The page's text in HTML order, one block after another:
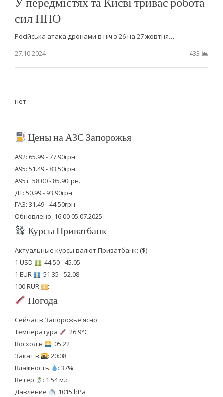
сил ППО
Російська атака дронами в ніч з 26 на 27 жовтня…
27.10.2024
433
нет
Цены на АЗС Запорожья
А92: 65.99 - 77.90грн.
А95: 51.49 - 83.50грн.
А95+: 58.00 - 85.90грн.
ДТ: 50.99 - 93.90грн.
ГАЗ: 31.49 - 44.50грн.
Обновлено: 16:00 05.07.2025
Курсы Приватбанк
Актуальные курсы валют Приватбанк: ($)
1 USD
: 44.50 - 45.05
1 EUR
: 51.35 - 52.08
100 RUR
: -
Погода
Сейчас в Запорожье ясно
Температура
: 26.9°C
Восход в
: 05:22
Закат в
: 20:08
Влажность
: 37%
Ветер
: 1.54 м.с.
Давление
: 1015 hPa